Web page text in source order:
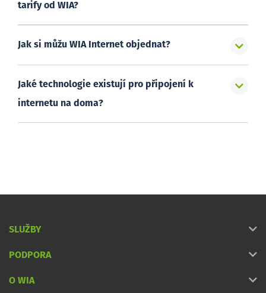
tarify od WIA?
Jak si můžu WIA Internet objednat?
Jaké technologie existují pro připojení k
internetu na doma?
SLUŽBY
PODPORA
O WIA